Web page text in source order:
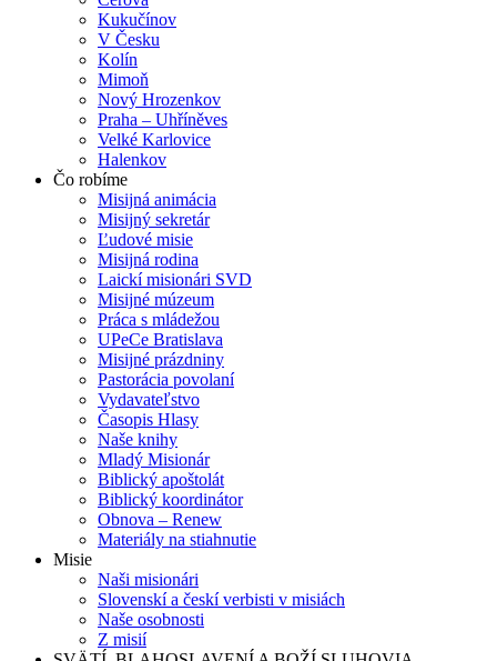
Kukučínov
V Česku
Kolín
Mimoň
Nový Hrozenkov
Praha – Uhříněves
Velké Karlovice
Halenkov
Čo robíme
Misijná animácia
Misijný sekretár
Ľudové misie
Misijná rodina
Laickí misionári SVD
Misijné múzeum
Práca s mládežou
UPeCe Bratislava
Misijné prázdniny
Pastorácia povolaní
Vydavateľstvo
Časopis Hlasy
Naše knihy
Mladý Misionár
Biblický apoštolát
Biblický koordinátor
Obnova – Renew
Materiály na stiahnutie
Misie
Naši misionári
Slovenskí a českí verbisti v misiách
Naše osobnosti
Z misií